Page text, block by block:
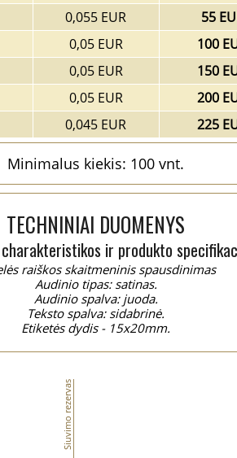
0,055 EUR
55
0,05 EUR
100
0,05 EUR
150
0,05 EUR
200
0,045 EUR 225
Minimalus kiekis: 100 vnt.
TECHNINIAI DUOMENYS
ir produkto
raiškos skaitmeninis spausdinimas
Audinio tipas: satinas.
Audinio spalva: juoda.
Teksto spalva: sidabrinė.
Etiketės dydis - 15x20mm.
Siuvimo rezervas